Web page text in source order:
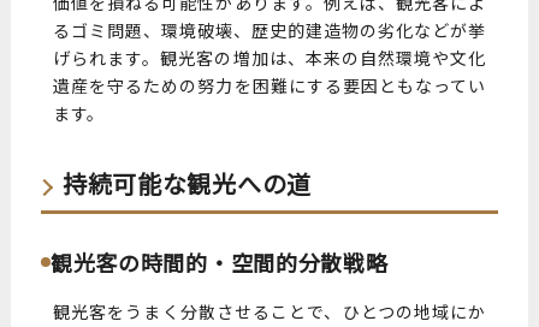
るゴミ問題、環境破壊、歴史的建造物の劣化などが挙
げられます。観光客の増加は、本来の自然環境や文化
遺産を守るための努力を困難にする要因ともなってい
ます。
持続可能な観光への道
観光客の時間的・空間的分散戦略
観光客をうまく分散させることで、ひとつの地域にか